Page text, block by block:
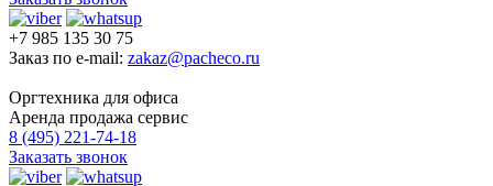
+7 985 135 30 75
Заказ по e-mail: zakaz@pacheco.ru
Оргтехника для офиса
Аренда продажа сервис
8 (495) 221-74-18
Заказать звонок